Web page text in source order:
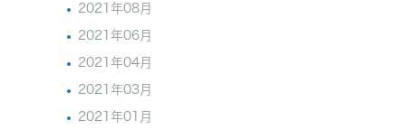
2021年08月
2021年06月
2021年04月
2021年03月
2021年01月